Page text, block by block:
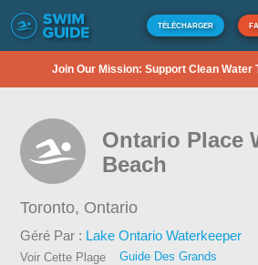
TÉLÉCHARGER
Join Our Mission: Support Clean Water
Ontario Place
Beach
Toronto, Ontario
Géré Par : Lake Ontario Waterkeeper
Voir Cette Plage
Guide Des Grands